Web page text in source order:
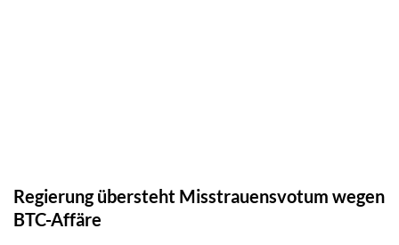
Regierung übersteht Misstrauensvotum wegen
BTC-Affäre